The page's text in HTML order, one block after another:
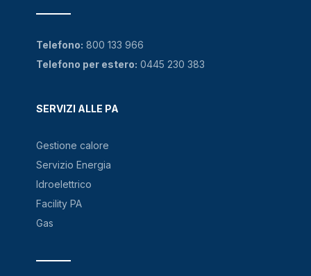
SERVIZI ALLE PA
Gestione calore
Servizio Energia
Idroelettrico
Facility PA
Gas
Telefono: 800 133 966
Telefono per estero: 0445 230 383